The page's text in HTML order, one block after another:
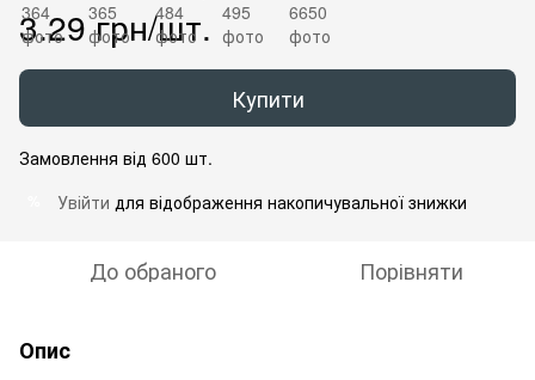
3.29 грн/шт.
Купити
Замовлення від 600 шт.
Увійти для відображення накопичувальної знижки
До обраного Порівняти
Опис